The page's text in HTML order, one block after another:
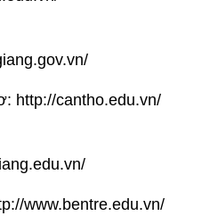
http://cantho.edu.vn/
www.bentre.edu.vn/